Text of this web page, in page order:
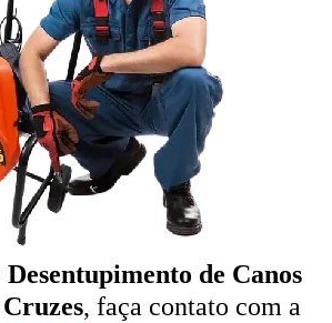
Desentupimento de Canos
, faça contato com a